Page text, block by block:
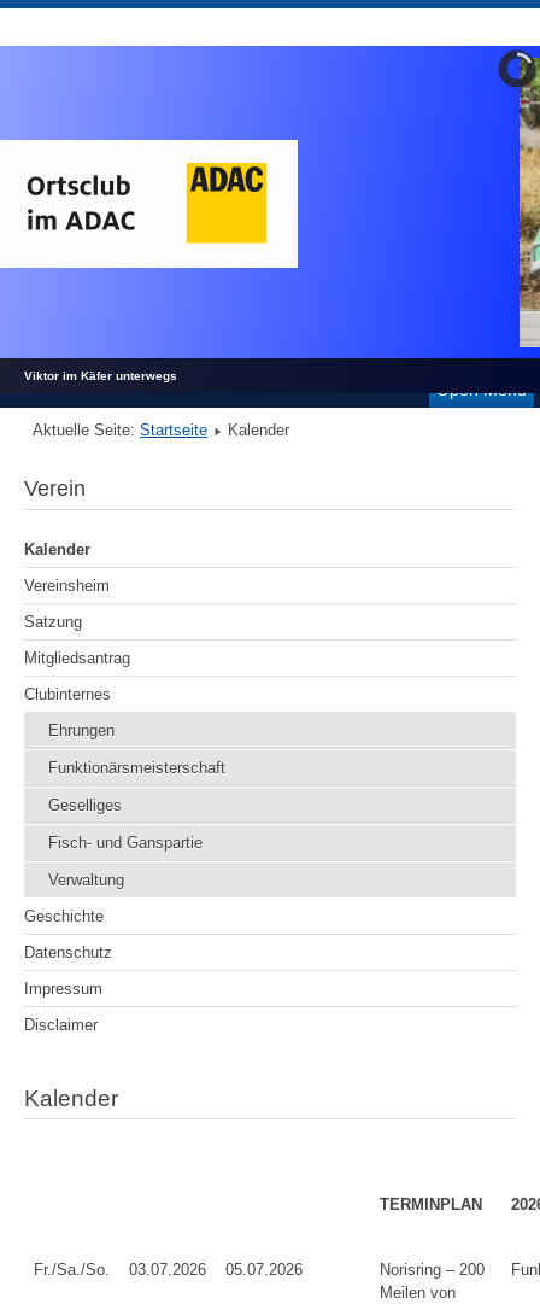
Viktor im Käfer unterwegs
Open Menu
Aktuelle Seite: Startseite Kalender
Verein
Kalender
Vereinsheim
Satzung
Mitgliedsantrag
Clubinternes
Ehrungen
Funktionärsmeisterschaft
Geselliges
Fisch- und Ganspartie
Verwaltung
Geschichte
Datenschutz
Impressum
Disclaimer
Kalender
TERMINPLAN
Fr./Sa./So. 03.07.2026 05.07.2026
Norisring – 200
Meilen von